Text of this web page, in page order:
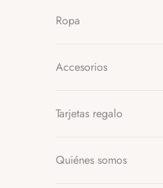
Ropa
Accesorios
Tarjetas regalo
Quiénes somos